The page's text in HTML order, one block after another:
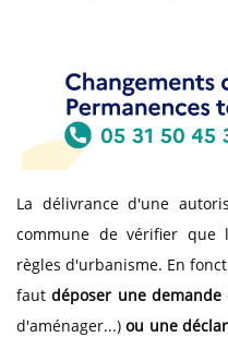
La délivrance d'une
commune de vérifier que
règles d'urbanisme. En
fautdéposer une demande
d'aménager...)ou une